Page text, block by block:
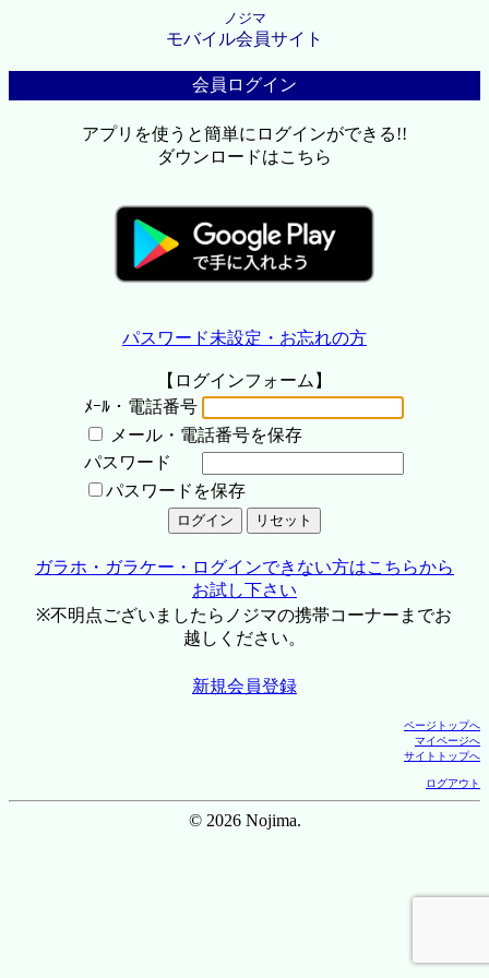
ノジマ
モバイル会員サイト
会員ログイン
アプリを使うと簡単にログインができる!!
ダウンロードはこちら
パスワード未設定・お忘れの方
【ログインフォーム】
ﾒｰﾙ・電話番号
メール・電話番号を保存
パスワード
パスワードを保存
ガラホ・ガラケー・ログインできない方はこちらから
お試し下さい
※不明点ございましたらノジマの携帯コーナーまでお
越しください。
新規会員登録
ページトップへ
マイページへ
サイトトップへ
ログアウト
© 2026 Nojima.